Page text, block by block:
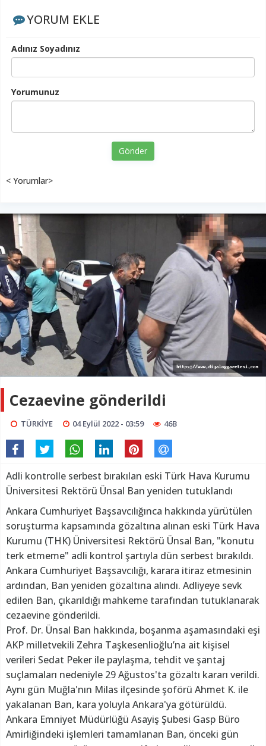
YORUM EKLE
Adınız Soyadınız
Yorumunuz
Gönder
< Yorumlar>
Cezaevine gönderildi
TÜRKİYE 04 Eylül 2022 - 03:59 46B
Adli kontrolle serbest bırakılan eski Türk Hava Kurumu
Üniversitesi Rektörü Ünsal Ban yeniden tutuklandı
Ankara Cumhuriyet Başsavcılığınca hakkında yürütülen
soruşturma kapsamında gözaltına alınan eski Türk Hava
Kurumu (THK) Üniversitesi Rektörü Ünsal Ban, "konutu
terk etmeme" adli kontrol şartıyla dün serbest bırakıldı.
Ankara Cumhuriyet Başsavcılığı, karara itiraz etmesinin
ardından, Ban yeniden gözaltına alındı. Adliyeye sevk
edilen Ban, çıkarıldığı mahkeme tarafından tutuklanarak
cezaevine gönderildi.
Prof. Dr. Ünsal Ban hakkında, boşanma aşamasındaki eşi
AKP milletvekili Zehra Taşkesenlioğlu’na ait kişisel
verileri Sedat Peker ile paylaşma, tehdit ve şantaj
suçlamaları nedeniyle 29 Ağustos'ta gözaltı kararı verildi.
Aynı gün Muğla'nın Milas ilçesinde şoförü Ahmet K. ile
yakalanan Ban, kara yoluyla Ankara'ya götürüldü.
Ankara Emniyet Müdürlüğü Asayiş Şubesi Gasp Büro
Amirliğindeki işlemleri tamamlanan Ban, önceki gün